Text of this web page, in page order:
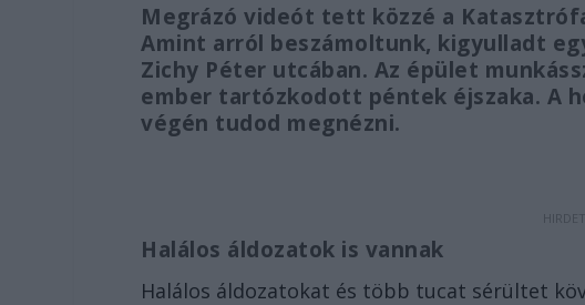
Megrázó videót tett közzé a
Amint arról beszámoltunk, kigyulladt
Zichy Péter utcában. Az épület
ember tartózkodott péntek éjszaka. A
végén tudod megnézni.
Halálos áldozatok is vannak
Halálos áldozatokat és több tucat sérültet